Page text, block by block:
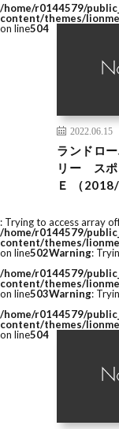
/home/r0144579/
content/themes/
on line504
2022.06.15
ランドロ
リー スポ
Ｅ （
: Trying to access array
/home/r0144579/
content/themes/
on line502Warning:
/home/r0144579/
content/themes/
on line503Warning:
/home/r0144579/
content/themes/
on line504